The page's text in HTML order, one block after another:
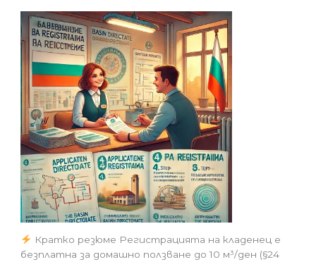
Кратко резюме Регистрацията на кладенец е
безплатна за домашно ползване до 10 м³/ден (§24